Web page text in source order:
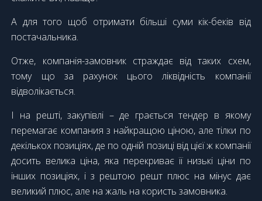
А для того щоб отримати більші суми кік-беків від
постачальника.
Отже, компанія-замовник страждає від таких схем,
тому що за рахунок цього ліквідність компанії
відволікається.
І на решті, закупівлі – де грається тендер в якому
перемагає компания з найкращою ціною, але тілки по
декількох позиціях, де по одній позиці від цієї ж компанії
досить велика ціна, яка перекриває її низькі ціни по
інших позиціях, і з рештою решт плюс на мінус дає
великий плюс, але на жаль на користь замовника.